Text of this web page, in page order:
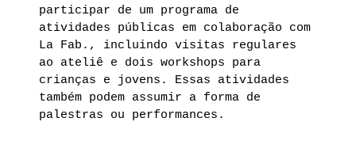
participar de um programa de
atividades públicas em colaboração com
La Fab., incluindo visitas regulares
ao ateliê e dois workshops para
crianças e jovens. Essas atividades
também podem assumir a forma de
palestras ou performances.